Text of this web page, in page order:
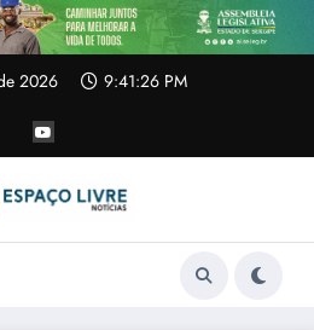
2026 9:41:26 PM